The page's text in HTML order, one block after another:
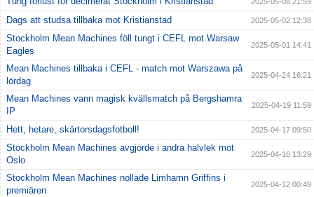
2025-05-08 21:59
Dags att studsa tillbaka mot Kristianstad 2025-05-02 12:38
Stockholm Mean Machines föll tungt i CEFL mot Warsaw
Eagles
2025-05-01 14:41
Mean Machines tillbaka i CEFL - match mot Warszawa på
lördag
2025-04-24 16:21
Mean Machines vann magisk kvällsmatch på Bergshamra
IP
2025-04-19 11:59
Hett, hetare, skärtorsdagsfotboll! 2025-04-17 09:50
Stockholm Mean Machines avgjorde i andra halvlek mot
Oslo
2025-04-16 13:29
Stockholm Mean Machines nollade Limhamn Griffins i
premiären
2025-04-12 00:49